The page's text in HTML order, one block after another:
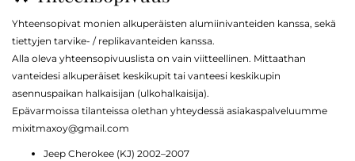
Yhteensopivat monien alkuperäisten alumiinivanteiden kanssa, sekä
tiettyjen tarvike- / replikavanteiden kanssa.
Alla oleva yhteensopivuuslista on vain viitteellinen. Mittaathan
vanteidesi alkuperäiset keskikupit tai vanteesi keskikupin
asennuspaikan halkaisijan (ulkohalkaisija).
Epävarmoissa tilanteissa olethan yhteydessä asiakaspalveluumme
mixitmaxoy@gmail.com
Jeep Cherokee (KJ) 2002–2007